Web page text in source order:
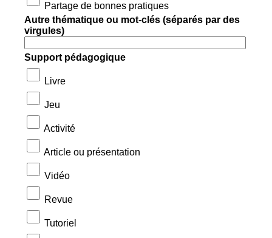
Partage de bonnes pratiques
Autre thématique ou mot-clés (séparés par des
virgules)
Support pédagogique
Livre
Jeu
Activité
Article ou présentation
Vidéo
Revue
Tutoriel